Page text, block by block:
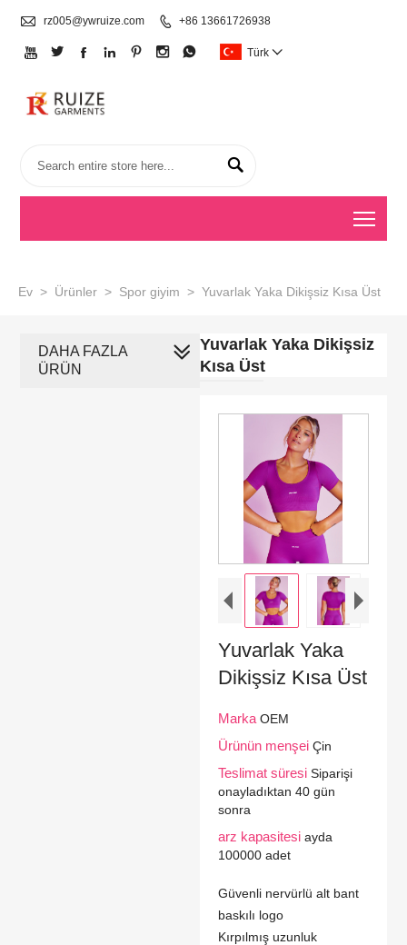
 rz005@ywruize.com  +86 13661726938
       Türk 

Ev > Ürünler > Spor giyim > Yuvarlak Yaka Dikişsiz Kısa Üst
Yuvarlak Yaka Dikişsiz
Kısa Üst
Yuvarlak Yaka
Dikişsiz Kısa Üst
Marka OEM
Ürünün menşei Çin
Teslimat süresi Siparişi
onayladıktan 40 gün
sonra
arz kapasitesi ayda
100000 adet
Güvenli nervürlü alt bant
baskılı logo
Kırpılmış uzunluk
DAHA FAZLA
ÜRÜN